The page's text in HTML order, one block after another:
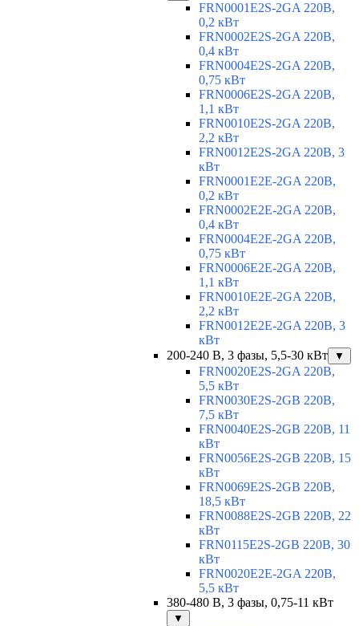
FRN0001E2S-2GA 220В,
0,2 кВт
FRN0002E2S-2GA 220В,
0,4 кВт
FRN0004E2S-2GA 220В,
0,75 кВт
FRN0006E2S-2GA 220В,
1,1 кВт
FRN0010E2S-2GA 220В,
2,2 кВт
FRN0012E2S-2GA 220В, 3
кВт
FRN0001E2E-2GA 220В,
0,2 кВт
FRN0002E2E-2GA 220В,
0,4 кВт
FRN0004E2E-2GA 220В,
0,75 кВт
FRN0006E2E-2GA 220В,
1,1 кВт
FRN0010E2E-2GA 220В,
2,2 кВт
FRN0012E2E-2GA 220В, 3
кВт
200-240 В, 3 фазы, 5,5-30 кВт
▼
FRN0020E2S-2GA 220В,
5,5 кВт
FRN0030E2S-2GB 220В,
7,5 кВт
FRN0040E2S-2GB 220В, 11
кВт
FRN0056E2S-2GB 220В, 15
кВт
FRN0069E2S-2GB 220В,
18,5 кВт
FRN0088E2S-2GB 220В, 22
кВт
FRN0115E2S-2GB 220В, 30
кВт
FRN0020E2E-2GA 220В,
5,5 кВт
380-480 В, 3 фазы, 0,75-11 кВт
▼